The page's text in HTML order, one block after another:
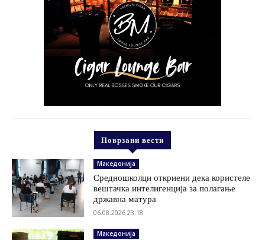
Поврзани вести
Македонија
Средношколци откриени дека користеле
вештачка интелигенција за полагање
државна матура
06.08.2026 23:18
Македонија